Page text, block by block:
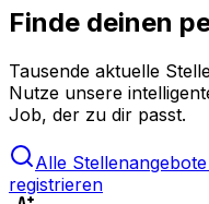
Finde deinen
Tausende aktuelle
Nutze unsere
Job, der zu dir passt.
Alle
registrieren